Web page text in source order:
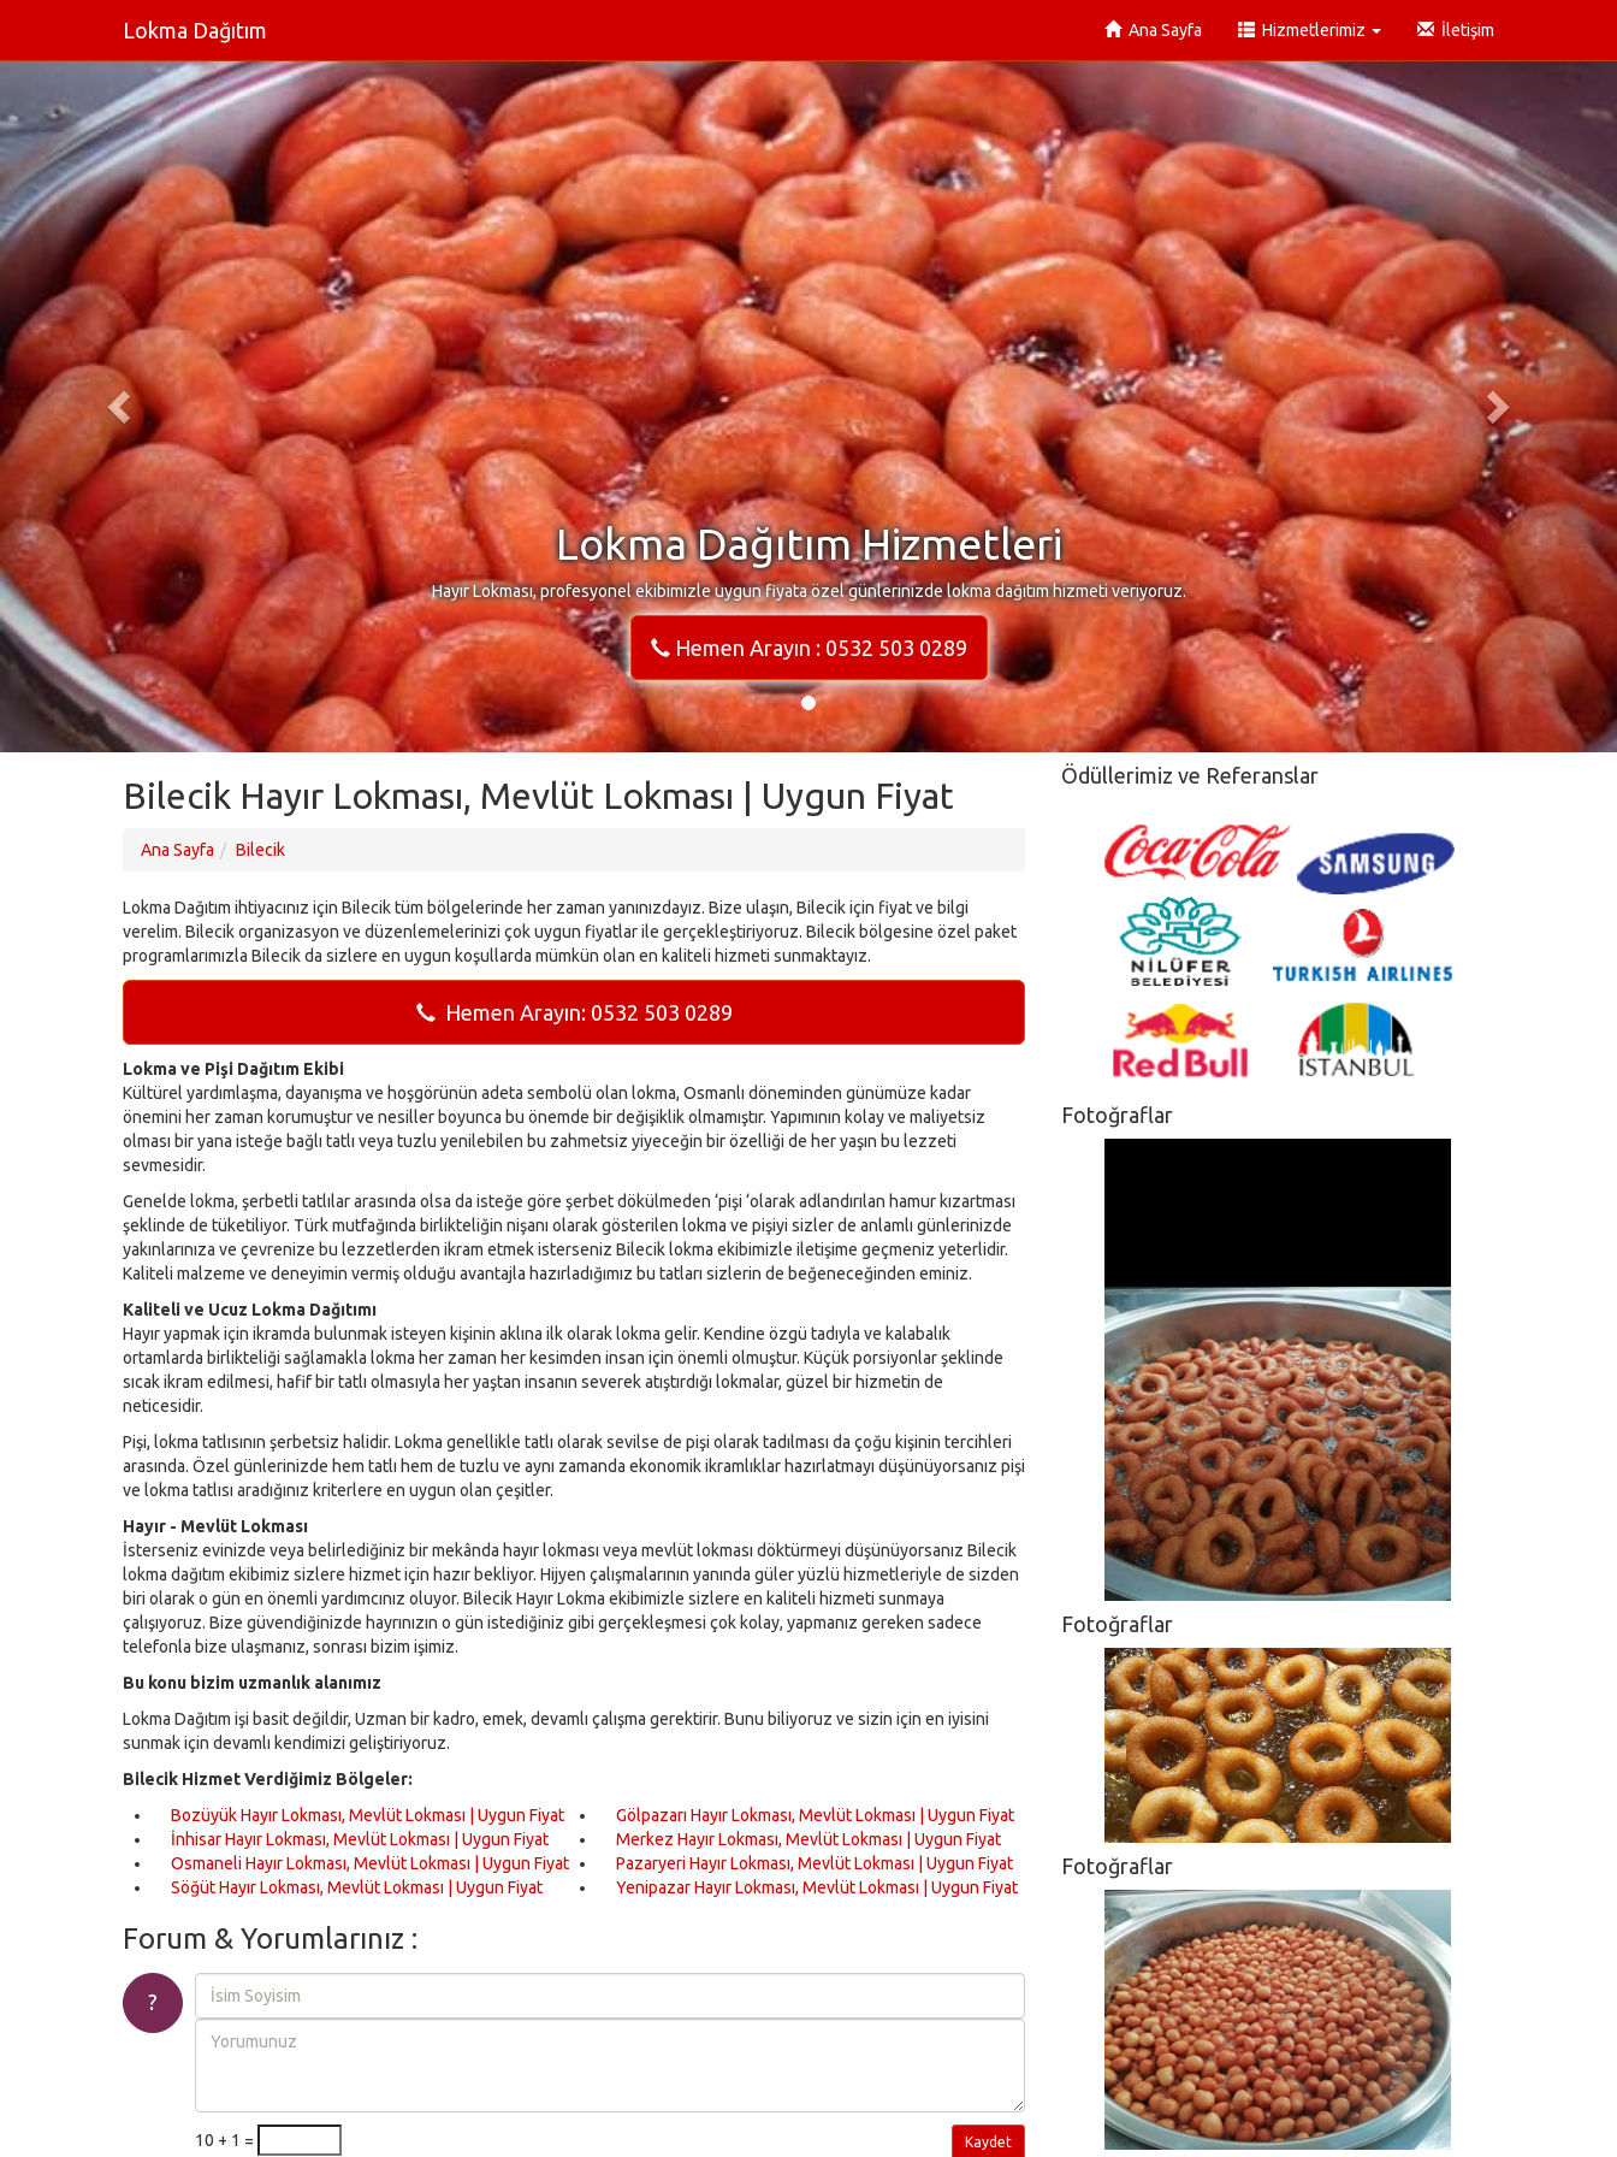
Lokma Dağıtım Ana Sayfa Hizmetlerimiz İletişim
Lokma Dağıtım Hizmetleri
Hayır Lokması, profesyonel ekibimizle uygun fiyata özel günlerinizde lokma dağıtım hizmeti veriyoruz.
Hemen Arayın : 0532 503 0289
Bilecik Hayır Lokması, Mevlüt Lokması | Uygun Fiyat
Ana Sayfa Bilecik
Lokma Dağıtım ihtiyacınız için Bilecik tüm bölgelerinde her zaman yanınızdayız. Bize ulaşın, Bilecik için fiyat ve bilgi
verelim. Bilecik organizasyon ve düzenlemelerinizi çok uygun fiyatlar ile gerçekleştiriyoruz. Bilecik bölgesine özel paket
programlarımızla Bilecik da sizlere en uygun koşullarda mümkün olan en kaliteli hizmeti sunmaktayız.
Hemen Arayın: 0532 503 0289
Lokma ve Pişi Dağıtım Ekibi
Kültürel yardımlaşma, dayanışma ve hoşgörünün adeta sembolü olan lokma, Osmanlı döneminden günümüze kadar
önemini her zaman korumuştur ve nesiller boyunca bu önemde bir değişiklik olmamıştır. Yapımının kolay ve maliyetsiz
olması bir yana isteğe bağlı tatlı veya tuzlu yenilebilen bu zahmetsiz yiyeceğin bir özelliği de her yaşın bu lezzeti
sevmesidir.
Genelde lokma, şerbetli tatlılar arasında olsa da isteğe göre şerbet dökülmeden ‘pişi ‘olarak adlandırılan hamur kızartması
şeklinde de tüketiliyor. Türk mutfağında birlikteliğin nişanı olarak gösterilen lokma ve pişiyi sizler de anlamlı günlerinizde
yakınlarınıza ve çevrenize bu lezzetlerden ikram etmek isterseniz Bilecik lokma ekibimizle iletişime geçmeniz yeterlidir.
Kaliteli malzeme ve deneyimin vermiş olduğu avantajla hazırladığımız bu tatları sizlerin de beğeneceğinden eminiz.
Kaliteli ve Ucuz Lokma Dağıtımı
Hayır yapmak için ikramda bulunmak isteyen kişinin aklına ilk olarak lokma gelir. Kendine özgü tadıyla ve kalabalık
ortamlarda birlikteliği sağlamakla lokma her zaman her kesimden insan için önemli olmuştur. Küçük porsiyonlar şeklinde
sıcak ikram edilmesi, hafif bir tatlı olmasıyla her yaştan insanın severek atıştırdığı lokmalar, güzel bir hizmetin de
neticesidir.
Pişi, lokma tatlısının şerbetsiz halidir. Lokma genellikle tatlı olarak sevilse de pişi olarak tadılması da çoğu kişinin tercihleri
arasında. Özel günlerinizde hem tatlı hem de tuzlu ve aynı zamanda ekonomik ikramlıklar hazırlatmayı düşünüyorsanız pişi
ve lokma tatlısı aradığınız kriterlere en uygun olan çeşitler.
Hayır - Mevlüt Lokması
İsterseniz evinizde veya belirlediğiniz bir mekânda hayır lokması veya mevlüt lokması döktürmeyi düşünüyorsanız Bilecik
lokma dağıtım ekibimiz sizlere hizmet için hazır bekliyor. Hijyen çalışmalarının yanında güler yüzlü hizmetleriyle de sizden
biri olarak o gün en önemli yardımcınız oluyor. Bilecik Hayır Lokma ekibimizle sizlere en kaliteli hizmeti sunmaya
çalışıyoruz. Bize güvendiğinizde hayrınızın o gün istediğiniz gibi gerçekleşmesi çok kolay, yapmanız gereken sadece
telefonla bize ulaşmanız, sonrası bizim işimiz.
Bu konu bizim uzmanlık alanımız
Lokma Dağıtım işi basit değildir, Uzman bir kadro, emek, devamlı çalışma gerektirir. Bunu biliyoruz ve sizin için en iyisini
sunmak için devamlı kendimizi geliştiriyoruz.
Bilecik Hizmet Verdiğimiz Bölgeler:
Bozüyük Hayır Lokması, Mevlüt Lokması | Uygun Fiyat
Gölpazarı Hayır Lokması, Mevlüt Lokması | Uygun Fiyat
İnhisar Hayır Lokması, Mevlüt Lokması | Uygun Fiyat
Merkez Hayır Lokması, Mevlüt Lokması | Uygun Fiyat
Osmaneli Hayır Lokması, Mevlüt Lokması | Uygun Fiyat
Pazaryeri Hayır Lokması, Mevlüt Lokması | Uygun Fiyat
Söğüt Hayır Lokması, Mevlüt Lokması | Uygun Fiyat
Yenipazar Hayır Lokması, Mevlüt Lokması | Uygun Fiyat
Forum & Yorumlarınız :
?
10 + 1 = Kaydet
Ödüllerimiz ve Referanslar
Fotoğraflar
Fotoğraflar
Fotoğraflar